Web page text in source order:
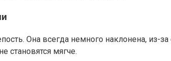
Она всегда немного наклонена, из-
становятся мягче.